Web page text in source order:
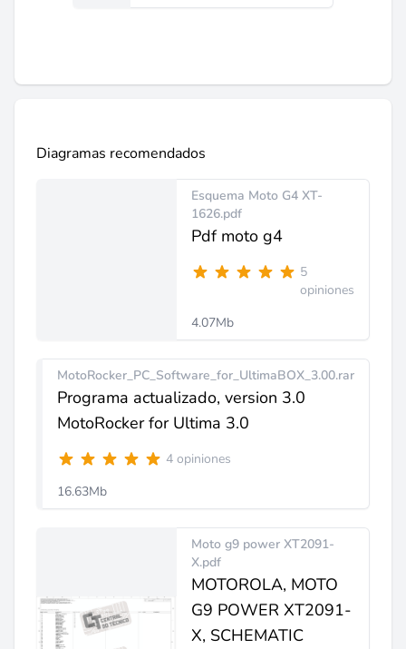
Diagramas recomendados
Esquema Moto G4 XT-
1626.pdf
Pdf moto g4
5
opiniones
4.07Mb
MotoRocker_PC_Software_for_UltimaBOX_3.00.rar
Programa actualizado, version 3.0
MotoRocker for Ultima 3.0
4 opiniones
16.63Mb
Moto g9 power XT2091-
X.pdf
MOTOROLA, MOTO
G9 POWER XT2091-
X, SCHEMATIC